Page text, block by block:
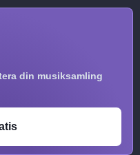
din musiksamling